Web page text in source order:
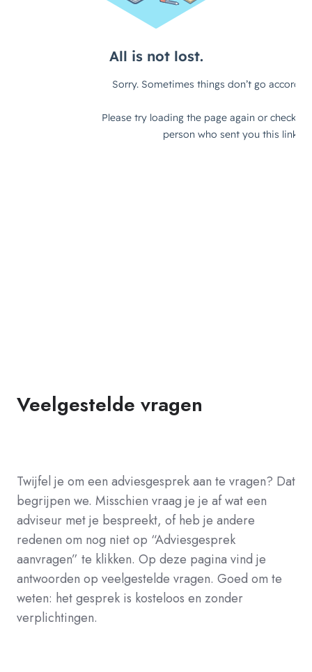
Veelgestelde vragen
Twijfel je om een adviesgesprek aan te vragen? Dat
begrijpen we. Misschien vraag je je af wat een
adviseur met je bespreekt, of heb je andere
redenen om nog niet op “Adviesgesprek
aanvragen” te klikken. Op deze pagina vind je
antwoorden op veelgestelde vragen. Goed om te
weten: het gesprek is kosteloos en zonder
verplichtingen.